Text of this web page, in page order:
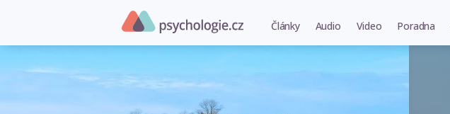
Články Audio Video Poradna